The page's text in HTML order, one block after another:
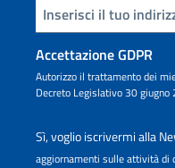
Inserisci la tua email
Accettazione GDPR
Autorizzo il trattamento dei
Decreto Legislativo 30
Sì, voglio iscrivermi alla
aggiornamenti sulle attività di